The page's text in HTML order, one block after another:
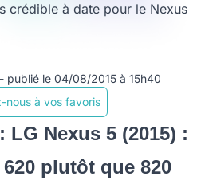
crédible à date pour le Nexus
- publié le 04/08/2015 à 15h40
nous à vos favoris
Nexus 5 (2015) :
plutôt que 820